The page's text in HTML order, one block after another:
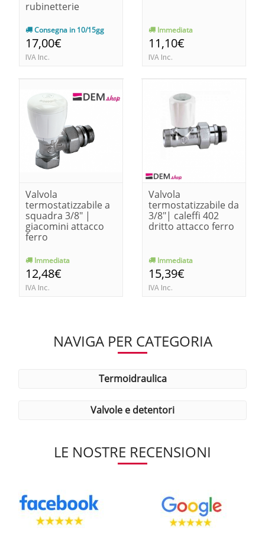
rubinetterie
Consegna in 10/15gg
17,00€
IVA Inc.
Immediata
11,10€
IVA Inc.
Valvola
termostatizzabile a
squadra 3/8" |
giacomini attacco
ferro
Immediata
12,48€
IVA Inc.
Valvola
termostatizzabile da
3/8"| caleffi 402
dritto attacco ferro
Immediata
15,39€
IVA Inc.
NAVIGA PER CATEGORIA
termoidraulica
valvole e detentori
LE NOSTRE RECENSIONI